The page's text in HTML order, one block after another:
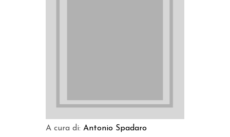
A cura di: Antonio Spadaro